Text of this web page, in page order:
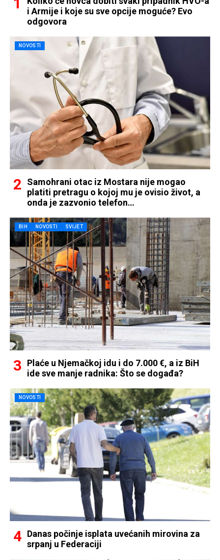
i Armije i koje su sve opcije moguće? Evo
odgovora
NOVOSTI
Samohrani otac iz Mostara nije mogao
platiti pretragu o kojoj mu je ovisio život, a
onda je zazvonio telefon…
BIH NOVOSTI SVIJET
Plaće u Njemačkoj idu i do 7.000 €, a iz BiH
ide sve manje radnika: Što se događa?
NOVOSTI
Danas počinje isplata uvećanih mirovina za
srpanj u Federaciji